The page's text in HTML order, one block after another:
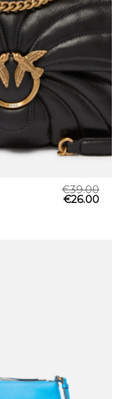
€39.00
€26.00